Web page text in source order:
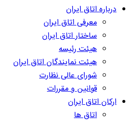
درباره اتاق ایران
معرفی اتاق ایران
ساختار اتاق ایران
هیئت رئیسه
هیئت نمایندگان اتاق ایران
شورای عالی نظارت
قوانین و مقررات
ارکان اتاق ایران
اتاق ها